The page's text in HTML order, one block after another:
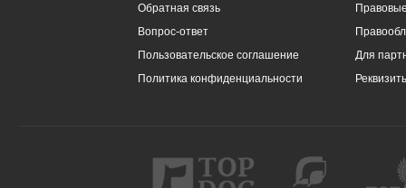
Обратная связь
Вопрос-ответ
Пользовательское соглашение
Политика конфиденциальности
Для